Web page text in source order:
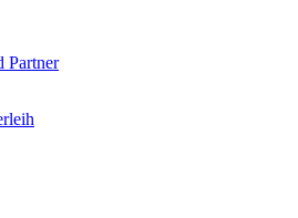
Partner